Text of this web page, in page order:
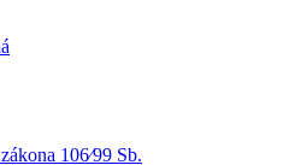
106⁄99 Sb.